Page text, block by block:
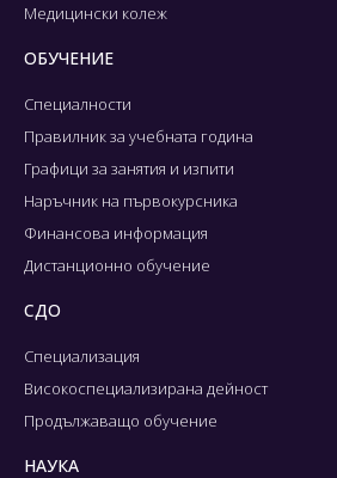
Медицински колеж
ОБУЧЕНИЕ
Специалности
Правилник за учебната година
Графици за занятия и изпити
Наръчник на първокурсника
Финансова информация
Дистанционно обучение
СДО
Специализация
Високоспециализирана дейност
Продължаващо обучение
НАУКА